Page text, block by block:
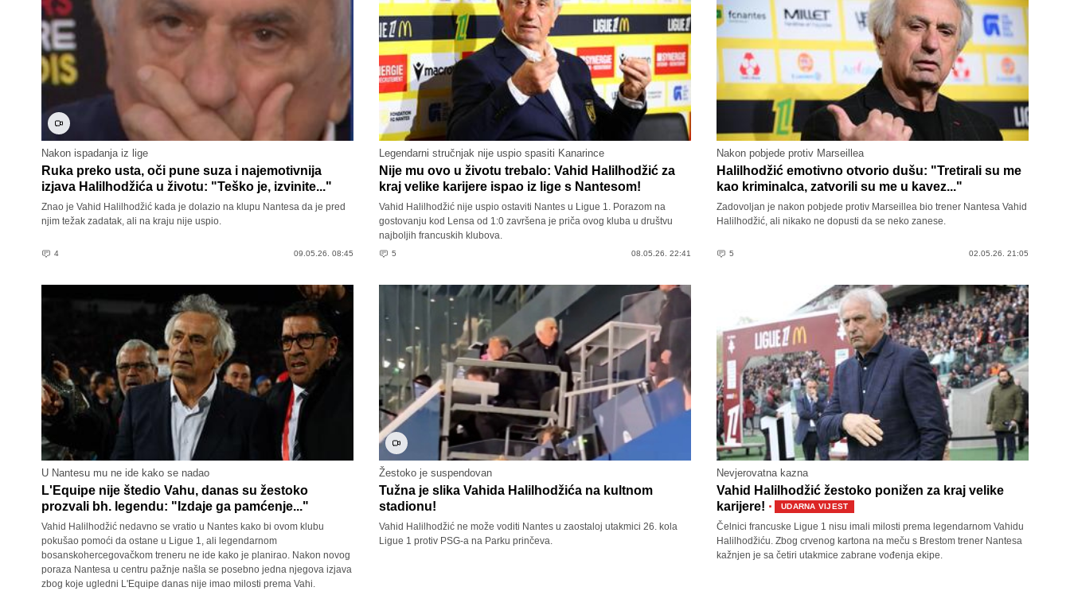
Nakon ispadanja iz lige
Ruka preko usta, oči pune suza i najemotivnija
izjava Halilhodžića u životu: "Teško je, izvinite..."
Znao je Vahid Halilhodžić kada je dolazio na klupu Nantesa da je pred
njim težak zadatak, ali na kraju nije uspio.
4 09.05.26. 08:45
Legendarni stručnjak nije uspio spasiti Kanarince
Nije mu ovo u životu trebalo: Vahid Halilhodžić za
kraj velike karijere ispao iz lige s Nantesom!
Vahid Halilhodžić nije uspio ostaviti Nantes u Ligue 1. Porazom na
gostovanju kod Lensa od 1:0 završena je priča ovog kluba u društvu
najboljih francuskih klubova.
5 08.05.26. 22:41
Nakon pobjede protiv Marseillea
Halilhodžić emotivno otvorio dušu: "Tretirali su me
kao kriminalca, zatvorili su me u kavez..."
Zadovoljan je nakon pobjede protiv Marseillea bio trener Nantesa Vahid
Halilhodžić, ali nikako ne dopusti da se neko zanese.
5 02.05.26. 21:05
U Nantesu mu ne ide kako se nadao
L'Equipe nije štedio Vahu, danas su žestoko
prozvali bh. legendu: "Izdaje ga pamćenje..."
Vahid Halilhodžić nedavno se vratio u Nantes kako bi ovom klubu
pokušao pomoći da ostane u Ligue 1, ali legendarnom
bosanskohercegovačkom treneru ne ide kako je planirao. Nakon novog
poraza Nantesa u centru pažnje našla se posebno jedna njegova izjava
zbog koje ugledni L'Equipe danas nije imao milosti prema Vahi.
Žestoko je suspendovan
Tužna je slika Vahida Halilhodžića na kultnom
stadionu!
Vahid Halilhodžić ne može voditi Nantes u zaostaloj utakmici 26. kola
Ligue 1 protiv PSG-a na Parku prinčeva.
Nevjerovatna kazna
Vahid Halilhodžić žestoko ponižen za kraj velike
karijere! · UDARNA VIJEST
Čelnici francuske Ligue 1 nisu imali milosti prema legendarnom Vahidu
Halilhodžiću. Zbog crvenog kartona na meču s Brestom trener Nantesa
kažnjen je sa četiri utakmice zabrane vođenja ekipe.